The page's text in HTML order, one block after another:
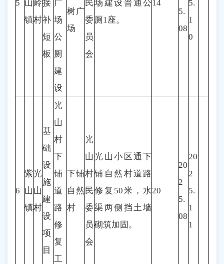
5 山
镇
岭
村
接
补
短
板
广
场
公
厕
建
设
树广
场
民
委
员
会
场建设普通公
厕1座。
14
5.
08
5.
1
0
6
紫
山
镇
光
山
村
基
础
设
施
建
设
项
目
光
山
村
下
铺
道
路
修
复
工
下铺
自然
村
光
山
村
民
委
员
会
光山小区通下
铺自然村道路
修复50米，水
渠两侧挡土墙
砌筑加固。
20
20
2
5.
08
20
2
5.
1
1